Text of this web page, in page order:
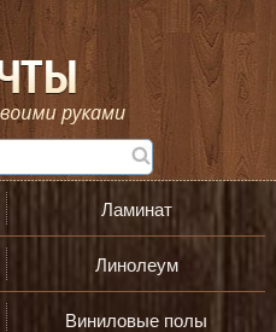
Ламинат
Линолеум
Виниловые полы